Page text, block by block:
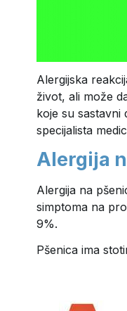
Alergijska
život, ali može
koje su sastavni
specijalista
Alergija
Alergija na
simptoma na
9%.
Pšenica ima